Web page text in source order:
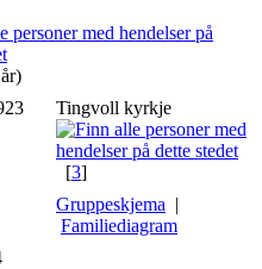
Tingvoll kyrkje
[3]
Gruppeskjema |
Familiediagram